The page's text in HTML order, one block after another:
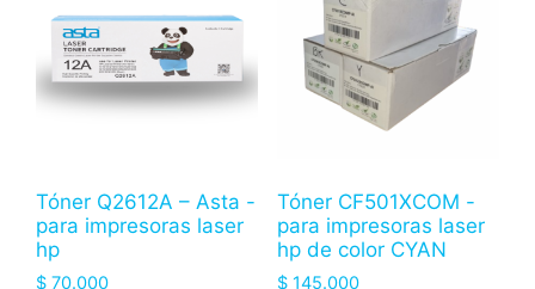
Tóner Q2612A – Asta -
para impresoras laser
hp
$ 70.000
Tóner CF501XCOM -
para impresoras laser
hp de color CYAN
$145.000